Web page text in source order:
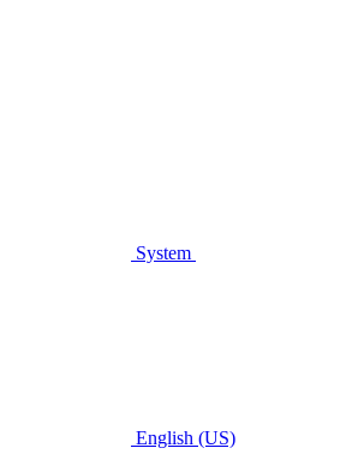
System
English (US)